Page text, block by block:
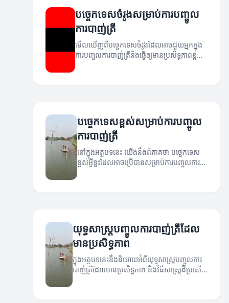
បច្ចេកទេសចំរូងសម្រាប់ការបញ្ចូល
ការបាញ់ត្រី
មើលឃើញពីបច្ចេកទេសចំរូងដែលអាចជួយអ្នកក្នុង
ការបញ្ចូលការបាញ់ត្រីនិងធ្វើឲ្យមានប្រសិទ្ធភាពខ្ពស់
ក្នុងអាជីពនេះ។
បច្ចេកទេសខ្ពស់សម្រាប់ការបញ្ចូល
ការបាញ់ត្រី
នៅក្នុងអត្ថបទនេះ យើងនឹងពិភាគថា បច្ចេកទេស
ខ្ពស់អ្វីខ្លះដែលអាចប្រើបានសម្រាប់ការបញ្ចូលការ
យុទ្ធសាស្ត្របញ្ចូលការបាញ់ត្រីដែល
មានប្រសិទ្ធភាព
ក្នុងអត្ថបទនេះនឹងនិយាយអំពីយុទ្ធសាស្ត្របញ្ចូលការ
បាញ់ត្រីដែលមានប្រសិទ្ធភាព និងវិធីសាស្ត្រដ៏ប្រសើរ